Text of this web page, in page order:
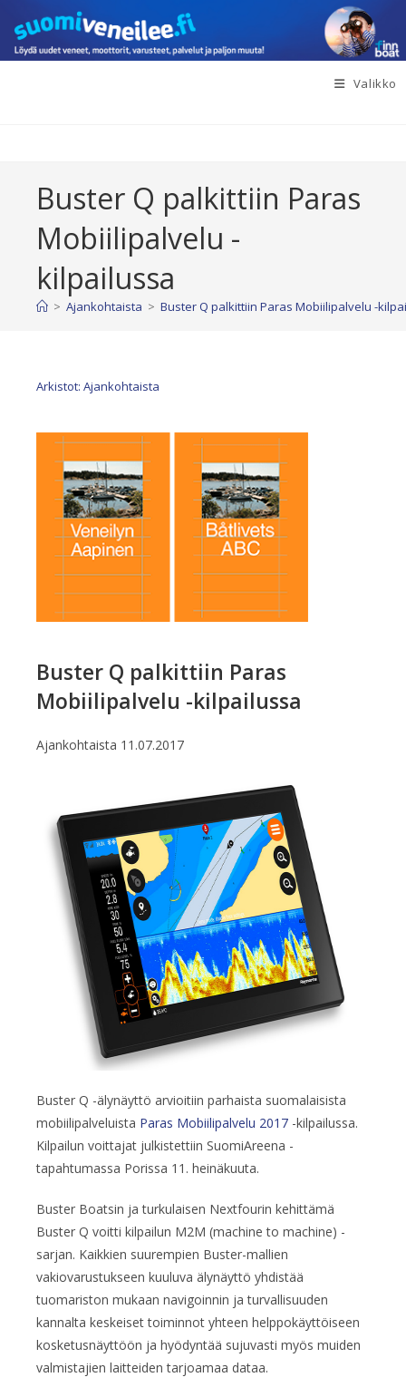
suoraan
sisältöön
Valikko
Buster Q palkittiin Paras
Mobiilipalvelu -
kilpailussa
> Ajankohtaista > Buster Q palkittiin Paras Mobiilipalvelu -
Arkistot: Ajankohtaista
Buster Q palkittiin Paras
Mobiilipalvelu -kilpailussa
Ajankohtaista 11.07.2017
Buster Q -älynäyttö arvioitiin parhaista suomalaisista
mobiilipalveluista Paras Mobiilipalvelu 2017 -kilpailussa.
Kilpailun voittajat julkistettiin SuomiAreena -
tapahtumassa Porissa 11. heinäkuuta.
Buster Boatsin ja turkulaisen Nextfourin kehittämä
Buster Q voitti kilpailun M2M (machine to machine) -
sarjan. Kaikkien suurempien Buster-mallien
vakiovarustukseen kuuluva älynäyttö yhdistää
tuomariston mukaan navigoinnin ja turvallisuuden
kannalta keskeiset toiminnot yhteen helppokäyttöiseen
kosketusnäyttöön ja hyödyntää sujuvasti myös muiden
valmistajien laitteiden tarjoamaa dataa.